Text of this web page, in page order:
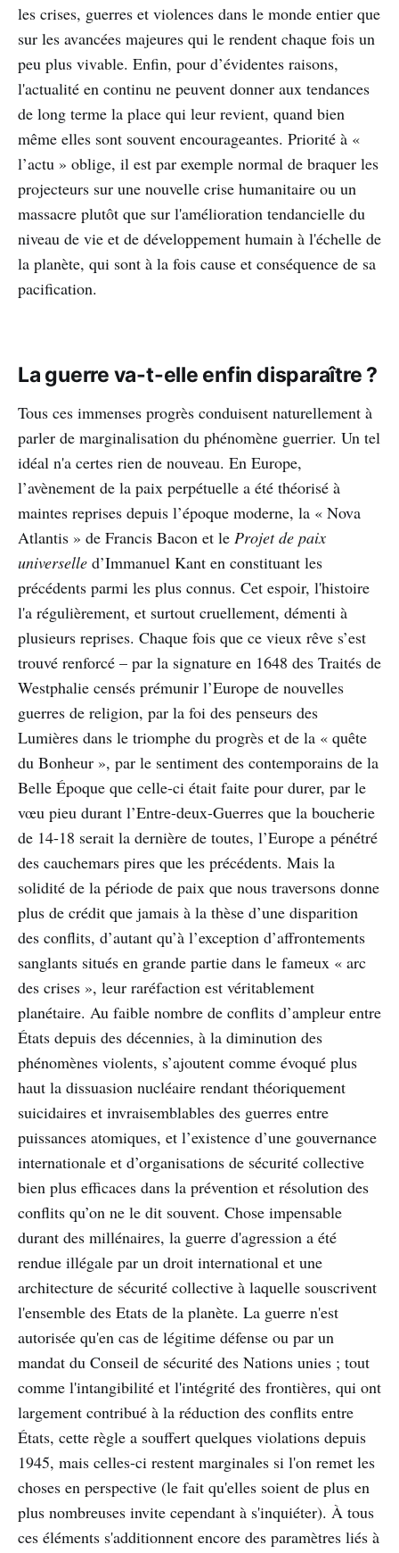
les crises, guerres et violences dans le monde entier que
sur les avancées majeures qui le rendent chaque fois un
peu plus vivable. Enfin, pour d’évidentes raisons,
l'actualité en continu ne peuvent donner aux tendances
de long terme la place qui leur revient, quand bien
même elles sont souvent encourageantes. Priorité à «
l’actu » oblige, il est par exemple normal de braquer les
projecteurs sur une nouvelle crise humanitaire ou un
massacre plutôt que sur l'amélioration tendancielle du
niveau de vie et de développement humain à l'échelle de
la planète, qui sont à la fois cause et conséquence de sa
pacification.
La guerre va-t-elle enfin disparaître ?
Tous ces immenses progrès conduisent naturellement à
parler de marginalisation du phénomène guerrier. Un tel
idéal n'a certes rien de nouveau. En Europe,
l’avènement de la paix perpétuelle a été théorisé à
maintes reprises depuis l’époque moderne, la « Nova
Atlantis » de Francis Bacon et le Projet de paix
universelle d’Immanuel Kant en constituant les
précédents parmi les plus connus. Cet espoir, l'histoire
l'a régulièrement, et surtout cruellement, démenti à
plusieurs reprises. Chaque fois que ce vieux rêve s’est
trouvé renforcé – par la signature en 1648 des Traités de
Westphalie censés prémunir l’Europe de nouvelles
guerres de religion, par la foi des penseurs des
Lumières dans le triomphe du progrès et de la « quête
du Bonheur », par le sentiment des contemporains de la
Belle Époque que celle-ci était faite pour durer, par le
vœu pieu durant l’Entre-deux-Guerres que la boucherie
de 14-18 serait la dernière de toutes, l’Europe a pénétré
des cauchemars pires que les précédents. Mais la
solidité de la période de paix que nous traversons donne
plus de crédit que jamais à la thèse d’une disparition
des conflits, d’autant qu’à l’exception d’affrontements
sanglants situés en grande partie dans le fameux « arc
des crises », leur raréfaction est véritablement
planétaire. Au faible nombre de conflits d’ampleur entre
États depuis des décennies, à la diminution des
phénomènes violents, s’ajoutent comme évoqué plus
haut la dissuasion nucléaire rendant théoriquement
suicidaires et invraisemblables des guerres entre
puissances atomiques, et l’existence d’une gouvernance
internationale et d’organisations de sécurité collective
bien plus efficaces dans la prévention et résolution des
conflits qu’on ne le dit souvent. Chose impensable
durant des millénaires, la guerre d'agression a été
rendue illégale par un droit international et une
architecture de sécurité collective à laquelle souscrivent
l'ensemble des Etats de la planète. La guerre n'est
autorisée qu'en cas de légitime défense ou par un
mandat du Conseil de sécurité des Nations unies ; tout
comme l'intangibilité et l'intégrité des frontières, qui ont
largement contribué à la réduction des conflits entre
États, cette règle a souffert quelques violations depuis
1945, mais celles-ci restent marginales si l'on remet les
choses en perspective (le fait qu'elles soient de plus en
plus nombreuses invite cependant à s'inquiéter). À tous
ces éléments s'additionnent encore des paramètres liés à